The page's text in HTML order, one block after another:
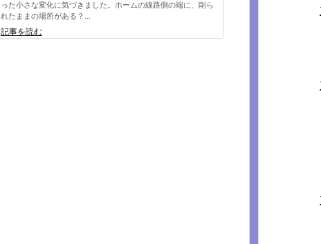
った小さな変化に気づきました。ホームの線路側の端に、削ら
れたままの場所がある？...
記事を読む